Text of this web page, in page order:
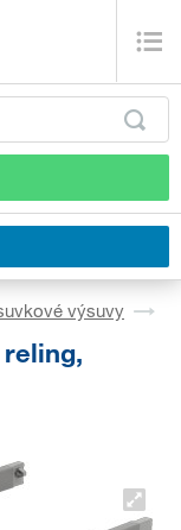
výsuvy
reling,